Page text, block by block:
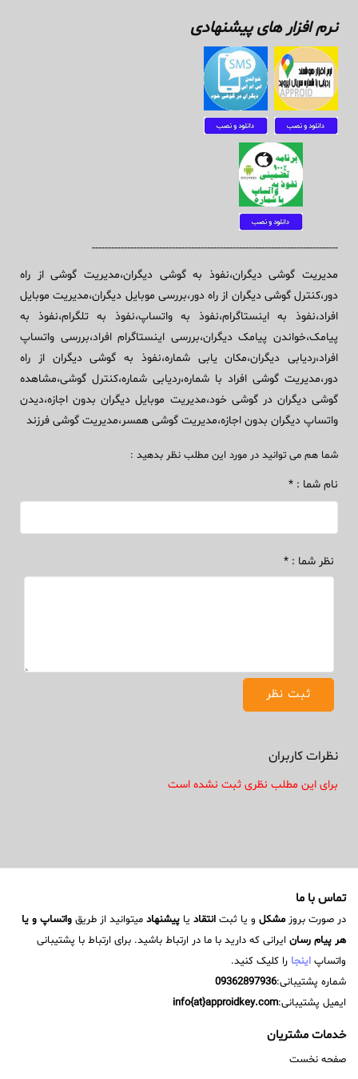
نرم افزار های پیشنهادی
-----------------------------------------------------------------------------
مدیریت گوشی دیگران،نفوذ به گوشی دیگران،مدیریت گوشی از راه
دور،کنترل گوشی دیگران از راه دور،بررسی موبایل دیگران،مدیریت موبایل
افراد،نفوذ به اینستاگرام،نفوذ به واتساپ،نفوذ به تلگرام،نفوذ به
پیامک،خواندن پیامک دیگران،بررسی اینستاگرام افراد،بررسی واتساپ
افراد،ردیابی دیگران،مکان یابی شماره،نفوذ به گوشی دیگران از راه
دور،مدیریت گوشی افراد با شماره،ردیابی شماره،کنترل گوشی،مشاهده
گوشی دیگران در گوشی خود،مدیریت موبایل دیگران بدون اجازه،دیدن
واتساپ دیگران بدون اجازه،مدیریت گوشی همسر،مدیریت گوشی فرزند
شما هم می توانید در مورد این مطلب نظر بدهید :
نام شما : *
نظر شما : *
نظرات کاربران
برای این مطلب نظری ثبت نشده است
تماس با ما
در صورت بروزمشکل و یا ثبت انتقاد یا پیشنهاد میتوانید از طریق واتساپ و یا
هر پیام رسان ایرانی که دارید با ما در ارتباط باشید. برای ارتباط با پشتیبانی
واتساپ اینجا را کلیک کنید.
شماره پشتیبانی:09362897936
ایمیل پشتیبانی:info{at}approidkey.com
خدمات مشتریان
صفحه نخست